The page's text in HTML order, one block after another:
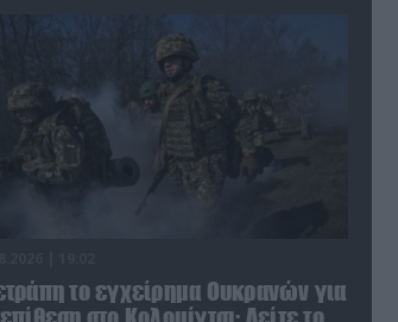
το εγχείρημα Ουκρανών για